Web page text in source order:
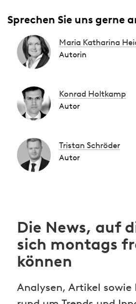
Sprechen Sie uns gerne
Maria Katharina
Autorin
Konrad Holtkamp
Autor
Tristan Schröder
Autor
Die News, auf
sich montags
können
Analysen, Artikel sowie